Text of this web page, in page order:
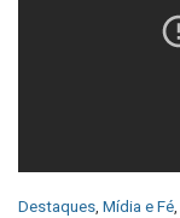
C
Destaques, Mídia e Fé,